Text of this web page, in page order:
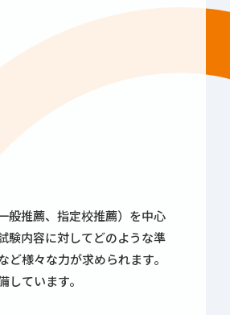
般推薦、指定校推薦）を中心
験内容に対してどのような準
様々な力が求められます。
ています。